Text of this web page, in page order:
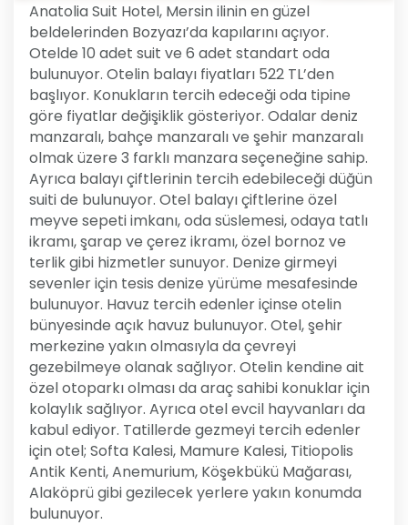
Anatolia Suit Hotel, Mersin ilinin en güzel
beldelerinden Bozyazı’da kapılarını açıyor.
Otelde 10 adet suit ve 6 adet standart oda
bulunuyor. Otelin balayı fiyatları 522 TL’den
başlıyor. Konukların tercih edeceği oda tipine
göre fiyatlar değişiklik gösteriyor. Odalar deniz
manzaralı, bahçe manzaralı ve şehir manzaralı
olmak üzere 3 farklı manzara seçeneğine sahip.
Ayrıca balayı çiftlerinin tercih edebileceği düğün
suiti de bulunuyor. Otel balayı çiftlerine özel
meyve sepeti imkanı, oda süslemesi, odaya tatlı
ikramı, şarap ve çerez ikramı, özel bornoz ve
terlik gibi hizmetler sunuyor. Denize girmeyi
sevenler için tesis denize yürüme mesafesinde
bulunuyor. Havuz tercih edenler içinse otelin
bünyesinde açık havuz bulunuyor. Otel, şehir
merkezine yakın olmasıyla da çevreyi
gezebilmeye olanak sağlıyor. Otelin kendine ait
özel otoparkı olması da araç sahibi konuklar için
kolaylık sağlıyor. Ayrıca otel evcil hayvanları da
kabul ediyor. Tatillerde gezmeyi tercih edenler
için otel; Softa Kalesi, Mamure Kalesi, Titiopolis
Antik Kenti, Anemurium, Köşekbükü Mağarası,
Alaköprü gibi gezilecek yerlere yakın konumda
bulunuyor.